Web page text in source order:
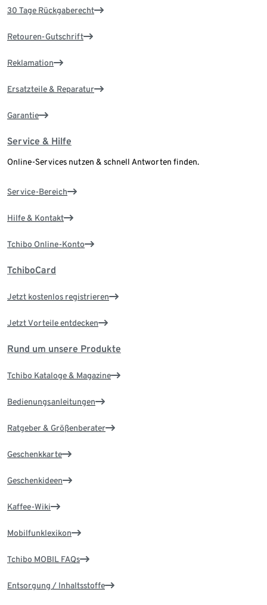
30 Tage Rückgaberecht
Retouren-Gutschrift
Reklamation
Ersatzteile & Reparatur
Garantie
Service & Hilfe
Online-Services nutzen & schnell Antworten finden.
Service-Bereich
Hilfe & Kontakt
Tchibo Online-Konto
TchiboCard
Jetzt kostenlos registrieren
Jetzt Vorteile entdecken
Rund um unsere Produkte
Tchibo Kataloge & Magazine
Bedienungsanleitungen
Ratgeber & Größenberater
Geschenkkarte
Geschenkideen
Kaffee-Wiki
Mobilfunklexikon
Tchibo MOBIL FAQs
Entsorgung / Inhaltsstoffe